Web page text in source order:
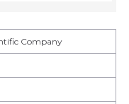
Company